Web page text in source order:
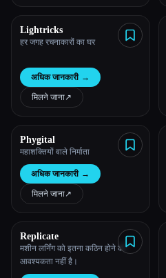
Lightricks
हर जगह रचनाकारों का घर
अधिक जानकारी →
मिलने जाना↗︎
Phygital
महाशक्तियों वाले निर्माता
अधिक जानकारी →
मिलने जाना↗︎
Replicate
मशीन लर्निंग को इतना कठिन होने की
आवश्यकता नहीं है।